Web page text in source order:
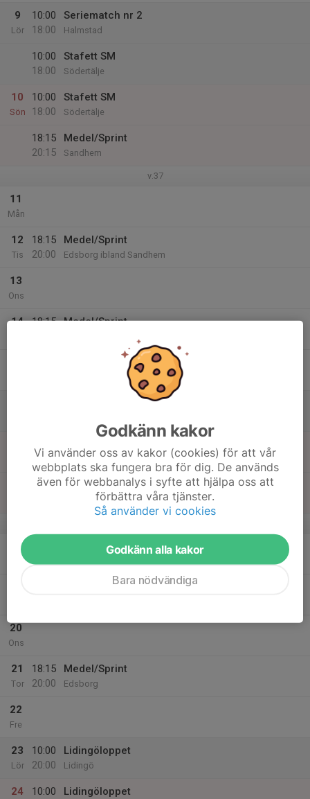
9
Lör
10:00
18:00
Seriematch nr 2
Halmstad
10:00
18:00
Stafett SM
Södertälje
10
Sön
10:00
18:00
Stafett SM
Södertälje
18:15
20:15
Medel/Sprint
Sandhem
v.37
11
Mån
12
Tis
18:15
20:00
Medel/Sprint
Edsborg ibland Sandhem
13
Ons
14
18:15
Medel/Sprint
Götalands Trollhättan. OBS!
19:00
Edsborg
18:15
Medel/Sprint
Sandhem
18
Mån
Medel/Sprint
20
Ons
21
Tor
18:15
20:00
Medel/Sprint
Edsborg
22
Fre
23
Lör
10:00
20:00
Lidingöloppet
Lidingö
24
10:00
Lidingöloppet
Godkänn kakor
Vi använder oss av kakor (cookies) för att vår
webbplats ska fungera bra för dig. De används
även för webbanalys i syfte att hjälpa oss att
förbättra våra tjänster.
Så använder vi cookies
Godkänn alla kakor
Bara nödvändiga